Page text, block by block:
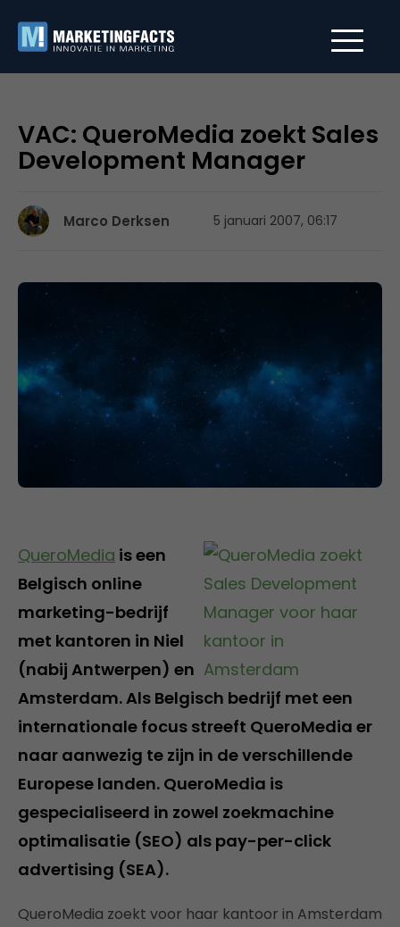
VAC: QueroMedia zoekt Sales
Development Manager
Marco Derksen 5 januari 2007, 06:17
QueroMedia is een
Belgisch online
marketing-bedrijf
met kantoren in Niel
(nabij Antwerpen) en
Amsterdam. Als Belgisch bedrijf met een
internationale focus streeft QueroMedia er
naar aanwezig te zijn in de verschillende
Europese landen. QueroMedia is
gespecialiseerd in zowel zoekmachine
optimalisatie (SEO) als pay-per-click
advertising (SEA).
QueroMedia zoekt voor haar kantoor in Amsterdam